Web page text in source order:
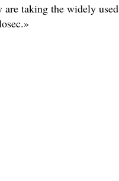
are taking the widely used